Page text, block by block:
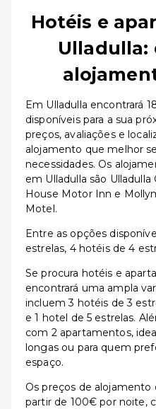
Hotéis e
Ulladulla:
Em Ulladulla encontrará
disponíveis para a sua
preços, avaliações e
alojamento que melhor
necessidades. Os
em Ulladulla são
House Motor Inn e
Motel.
Entre as opções
estrelas, 4 hotéis de 4
Se procura hotéis e
encontrará uma ampla
incluem 3 hotéis de 3
e 1 hotel de 5 estrelas.
com 2 apartamentos,
longas ou para quem
espaço.
Os preços de
partir de 100€ por noite,